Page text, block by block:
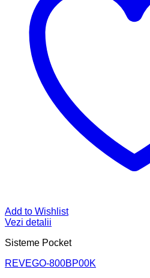
Add to Wishlist
Vezi detalii
Sisteme Pocket
REVEGO-800BP00K